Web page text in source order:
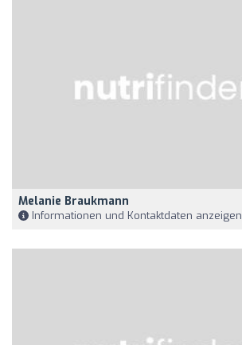
Melanie Braukmann
Informationen und Kontaktdaten anzeigen